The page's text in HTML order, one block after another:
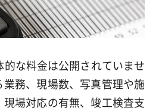
的な料金は公開されていませ
務、現場数、写真管理や施
場対応の有無、竣工検査支